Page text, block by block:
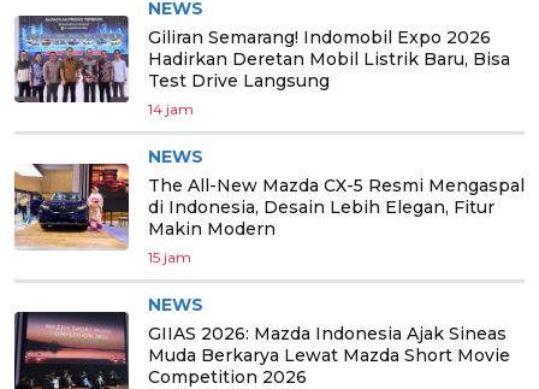
NEWS
Giliran Semarang! Indomobil Expo 2026
Hadirkan Deretan Mobil Listrik Baru, Bisa
Test Drive Langsung
14 jam
NEWS
The All-New Mazda CX-5 Resmi Mengaspal
di Indonesia, Desain Lebih Elegan, Fitur
Makin Modern
15 jam
NEWS
GIIAS 2026: Mazda Indonesia Ajak Sineas
Muda Berkarya Lewat Mazda Short Movie
Competition 2026